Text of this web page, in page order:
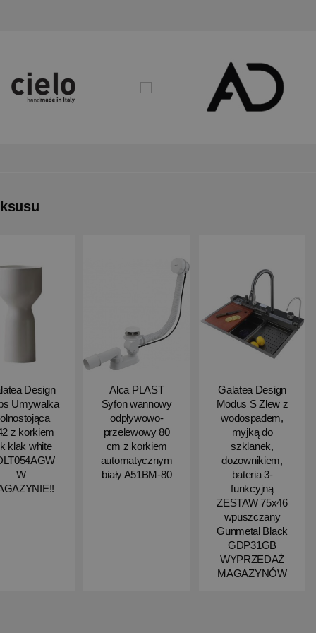
Design
Umywalka
z korkiem
klak white
W
Alca PLAST
Syfon wannowy
odpływowo-
przelewowy 80
cm z korkiem
automatycznym
biały A51BM-80
Galatea Design
Modus S Zlew z
wodospadem,
myjką do
szklanek,
dozownikiem,
bateria 3-
funkcyjną
ZESTAW 75x46
wpuszczany
Gunmetal Black
GDP31GB
WYPRZEDAŻ
MAGAZYNÓW